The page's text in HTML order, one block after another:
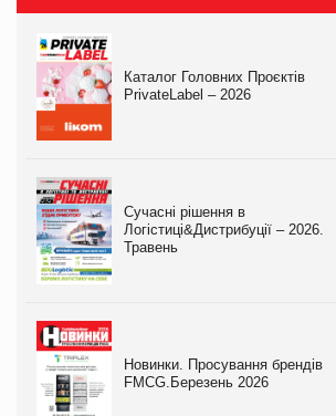
Каталог Головних Проєктів
PrivateLabel – 2026
Сучасні рішення в
Логістиці&Дистрибуції – 2026.
Травень
Новинки. Просування брендів
FMCG.Березень 2026